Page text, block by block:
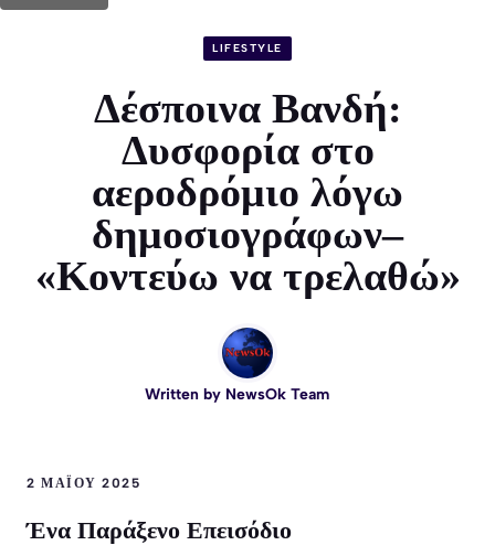
LIFESTYLE
Δέσποινα Βανδή:
Δυσφορία στο
αεροδρόμιο λόγω
δημοσιογράφων–
«Κοντεύω να τρελαθώ»
Written by NewsOk Team
2 ΜΑΪ́ΟΥ 2025
Ένα Παράξενο Επεισόδιο